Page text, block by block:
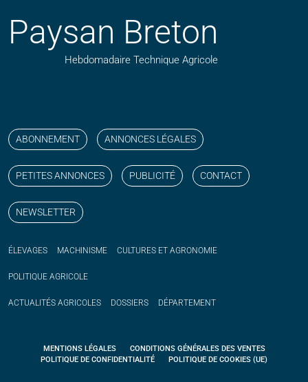
Paysan Breton
Hebdomadaire Technique Agricole
ABONNEMENT ANNONCES LÉGALES
PETITES ANNONCES PUBLICITÉ CONTACT
NEWSLETTER
ÉLEVAGES MACHINISME CULTURES ET AGRONOMIE
POLITIQUE AGRICOLE
ACTUALITÉS AGRICOLES DOSSIERS DÉPARTEMENT
MENTIONS LÉGALES
CONDITIONS GÉNÉRALES DES VENTES
POLITIQUE DE CONFIDENTIALITÉ
POLITIQUE DE COOKIES (UE)